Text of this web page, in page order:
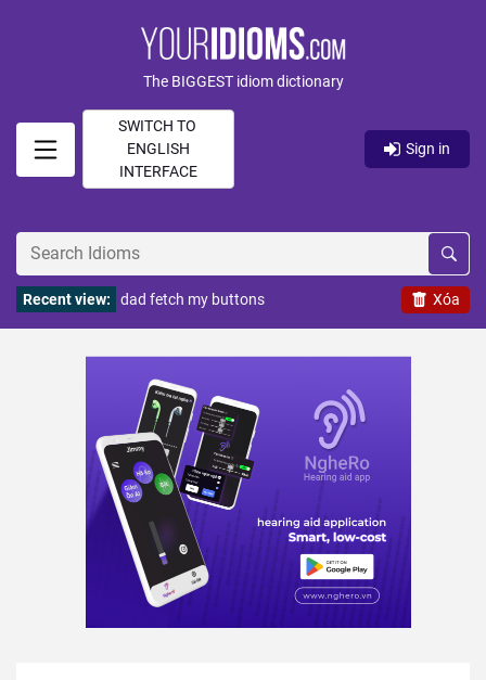
The BIGGEST idiom dictionary
SWITCH TO
ENGLISH
INTERFACE
Sign in
Xóa
Recent view: dad fetch my buttons